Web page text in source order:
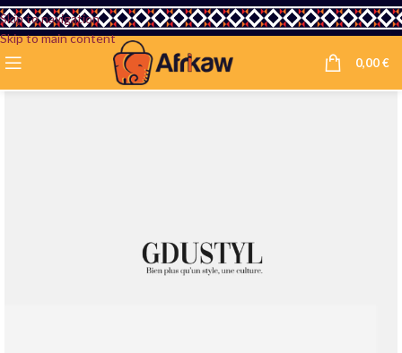
Skip to navigation
Skip to main content
0,00€